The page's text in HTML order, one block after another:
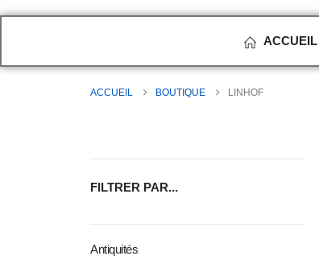
ACCUEIL
ACCUEIL BOUTIQUE LINHOF
FILTRER PAR...
Antiquités